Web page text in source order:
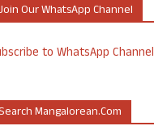
Our WhatsApp Channel
to WhatsApp Channel
Mangalorean.com